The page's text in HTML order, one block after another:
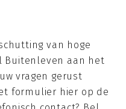
van hoge
Buitenleven aan het
vragen gerust
formulier hier op de